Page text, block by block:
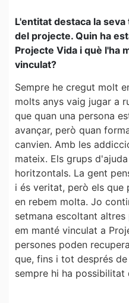
L'entitat destaca la
del projecte. Quin ha
Projecte Vida i què l'ha
vinculat?
Sempre he cregut molt
molts anys vaig jugar a
que quan una persona
avançar, però quan
canvien. Amb les
mateix. Els grups
horitzontals. La gent
i és veritat, però els que
en rebem molta. Jo
setmana escoltant
em manté vinculat a
persones poden
que, fins i tot després
sempre hi ha possibilitat